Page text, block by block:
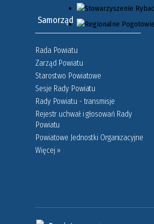
Samorząd
Rada Powiatu
Zarząd Powiatu
Starostwo Powiatowe
Sesje Rady Powiatu
Rady Powiatu - transmisje
Rejestr uchwał i głosowań Rady
Powiatu
Powiatowe Jednostki Organizacyjne
Więcej »